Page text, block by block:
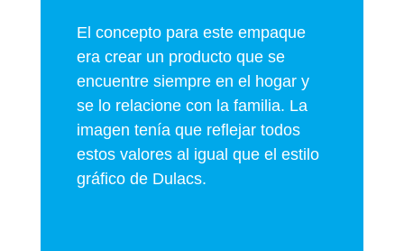
El concepto para este empaque
era crear un producto que se
encuentre siempre en el hogar y
se lo relacione con la familia. La
imagen tenía que reflejar todos
estos valores al igual que el estilo
gráfico de Dulacs.